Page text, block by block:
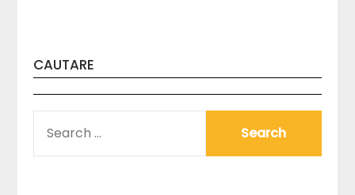
CAUTARE
FOR: